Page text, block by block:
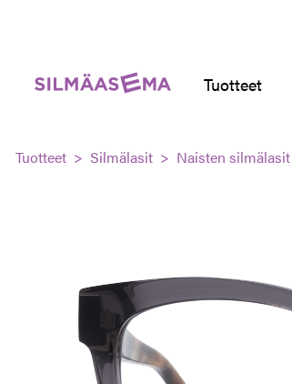
Tuotteet
Tuotteet Silmälasit Naisten silmälasit